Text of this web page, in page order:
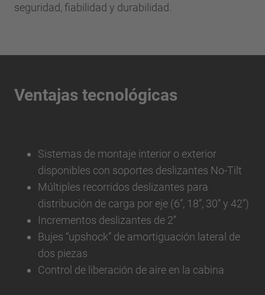
seguridad, fiabilidad y durabilidad.
Ventajas tecnológicas
Sistemas de montaje interior o exterior
disponibles con soportes deslizantes No-Tilt
Múltiples recorridos deslizantes para
distribución de carga por eje (6”, 18”, 30” y 42”)
Incrementos deslizantes de 2”
Bujes “upshock” de amortiguación lateral de
dos piezas
Control de liberación de aire en la cabina